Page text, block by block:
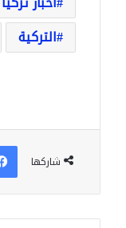
التركية
شاركها